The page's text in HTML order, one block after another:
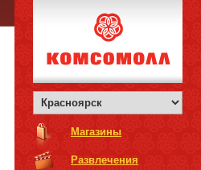
Магазины
Развлечения